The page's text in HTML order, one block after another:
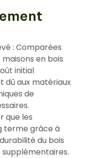
: Comparées
en bois
initial
dû aux matériaux
de
que les
terme grâce à
du bois